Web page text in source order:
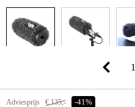
1
Adviesprijs € 135,- -41%